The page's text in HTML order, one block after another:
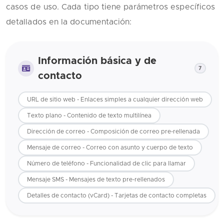
casos de uso. Cada tipo tiene parámetros específicos
detallados en la documentación:
Información básica y de
contacto
7
URL de sitio web - Enlaces simples a cualquier dirección web
Texto plano - Contenido de texto multilínea
Dirección de correo - Composición de correo pre-rellenada
Mensaje de correo - Correo con asunto y cuerpo de texto
Número de teléfono - Funcionalidad de clic para llamar
Mensaje SMS - Mensajes de texto pre-rellenados
Detalles de contacto (vCard) - Tarjetas de contacto completas